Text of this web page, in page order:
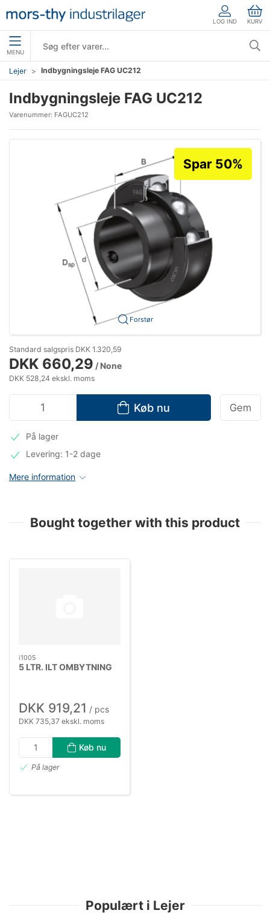
LOG IND KURV
MENU
Lejer Indbygningsleje FAG UC212
Indbygningsleje FAG UC212
Varenummer: FAGUC212
Forstør
Spar 50%
Standard salgspris DKK 1.320,59
DKK 660,29 / None
DKK 528,24 ekskl. moms
Køb nu Gem
På lager
Levering: 1-2 dage
Mere information
Bought together with this product
i1005
5 LTR. ILT OMBYTNING
DKK 919,21 / pcs
DKK 735,37 ekskl. moms
Køb nu
På lager
Populært i Lejer